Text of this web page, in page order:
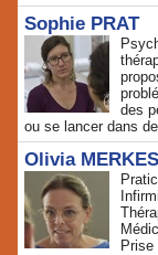
Sophie PRAT
des
ou se lancer dans
Olivia MERKES